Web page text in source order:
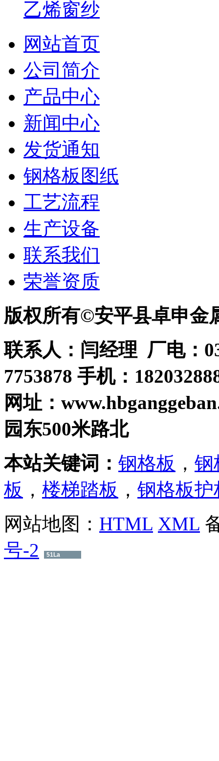
乙烯窗纱
网站首页
公司简介
产品中心
新闻中心
发货通知
钢格板图纸
工艺流程
生产设备
联系我们
荣誉资质
版权所有©安平县卓申金
联系人：闫经理 厂电：
7753878 手机：
网址：
园东500米路北
本站关键词： 钢格板 ， 钢
板 ， 楼梯踏板 ， 钢格板护
网站地图： HTML XML
号-2
51La